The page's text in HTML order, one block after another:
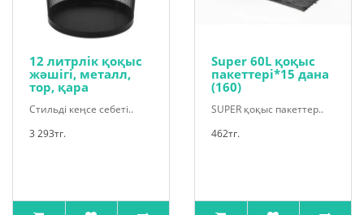
12 литрлік қоқыс
жәшігі, металл,
тор, қара
Стильді кеңсе себеті..
3 293тг.
Super 60L қоқыс
пакеттері*15 дана
(160)
SUPER қоқыс пакеттер..
462тг.